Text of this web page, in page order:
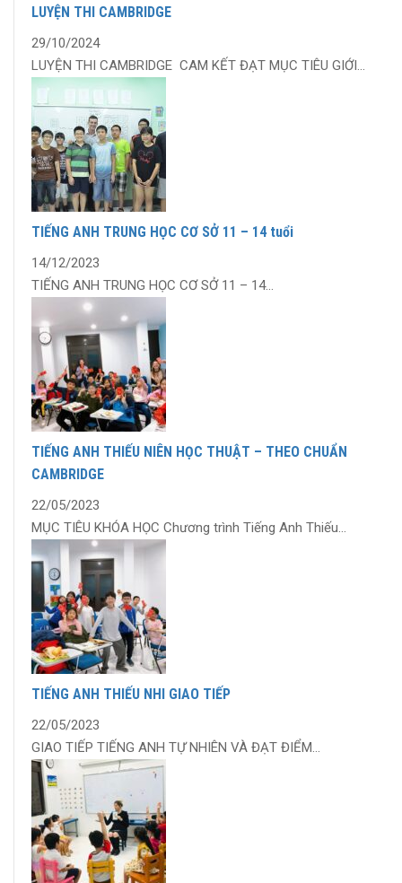
LUYỆN THI CAMBRIDGE
29/10/2024
LUYỆN THI CAMBRIDGE CAM KẾT ĐẠT MỤC TIÊU GIỚI...
TIẾNG ANH TRUNG HỌC CƠ SỞ 11 – 14 tuổi
14/12/2023
TIẾNG ANH TRUNG HỌC CƠ SỞ 11 – 14...
TIẾNG ANH THIẾU NIÊN HỌC THUẬT – THEO CHUẨN
CAMBRIDGE
22/05/2023
MỤC TIÊU KHÓA HỌC Chương trình Tiếng Anh Thiếu...
TIẾNG ANH THIẾU NHI GIAO TIẾP
22/05/2023
GIAO TIẾP TIẾNG ANH TỰ NHIÊN VÀ ĐẠT ĐIỂM...